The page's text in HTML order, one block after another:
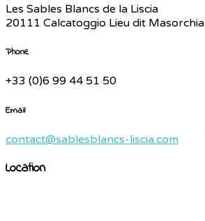
Les Sables Blancs de la Liscia
20111 Calcatoggio Lieu dit Masorchia
Phone
+33 (0)6 99 44 51 50
Email
contact@sablesblancs-liscia.com
Location